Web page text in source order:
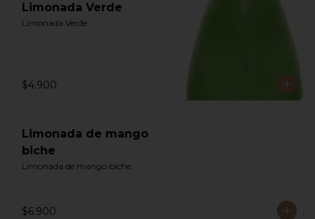
Limonada Verde
Limonada Verde
$4.900
Limonada de mango
biche
Limonada de mango biche.
$6.900